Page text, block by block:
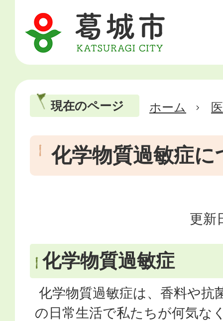
現在のページ ホーム
化学物質過敏症に
更新
化学物質過敏症
化学物質過敏症は、香料や抗
の日常生活で私たちが何気な